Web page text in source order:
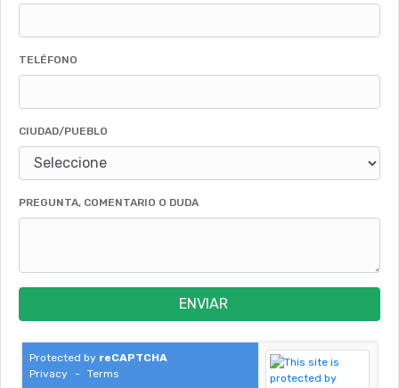
TELÉFONO
CIUDAD/PUEBLO
PREGUNTA, COMENTARIO O DUDA
ENVIAR
Protected by reCAPTCHA
Privacy
- Terms